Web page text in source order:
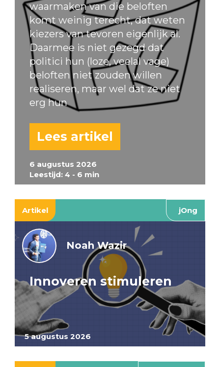
6 augustus 2026
Leestijd: 4 - 6 min
waarmaken van die beloften
komt weinig terecht, dat weten
kiezers van tevoren eigenlijk al.
Daarmee is niet gezegd dat
politici hun (loze, veelal vage)
beloften niet zouden willen
realiseren, maar wel dat ze niet
erg hun
Lees artikel
Artikel jOng
5 augustus 2026
Noah Wazir
Innoveren stimuleren